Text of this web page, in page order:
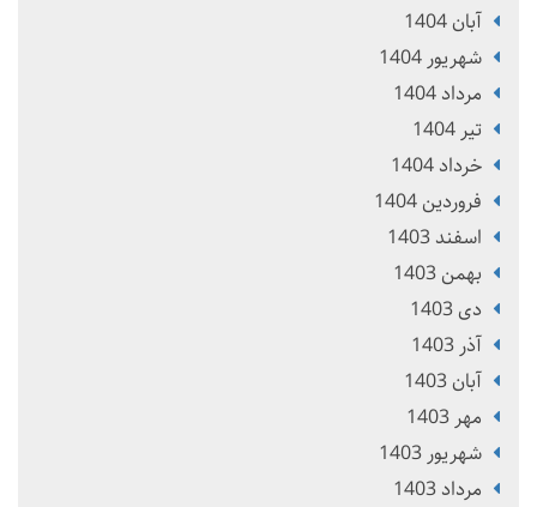
آبان 1404
شهریور 1404
مرداد 1404
تير 1404
خرداد 1404
فروردین 1404
اسفند 1403
بهمن 1403
دی 1403
آذر 1403
آبان 1403
مهر 1403
شهریور 1403
مرداد 1403